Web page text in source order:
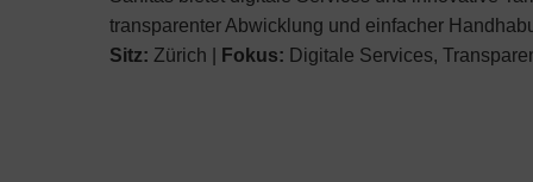
transparenter Abwicklung und einfacher
Sitz: Zürich | Fokus: Digitale Services,